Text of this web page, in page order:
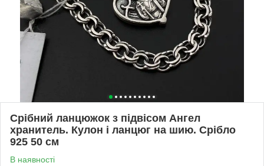
Срібний ланцюжок з підвісом Ангел
хранитель. Кулон і ланцюг на шию. Срібло
925 50 см
В наявності